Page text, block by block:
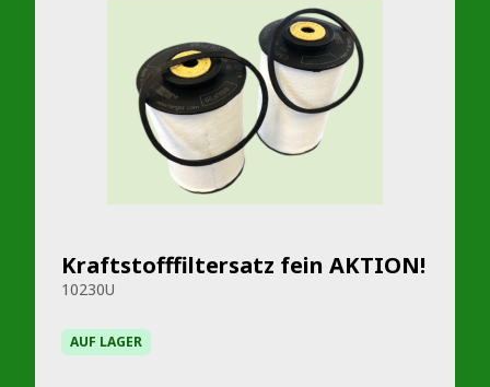
Kraftstofffiltersatz fein AKTION!
10230U
AUF LAGER